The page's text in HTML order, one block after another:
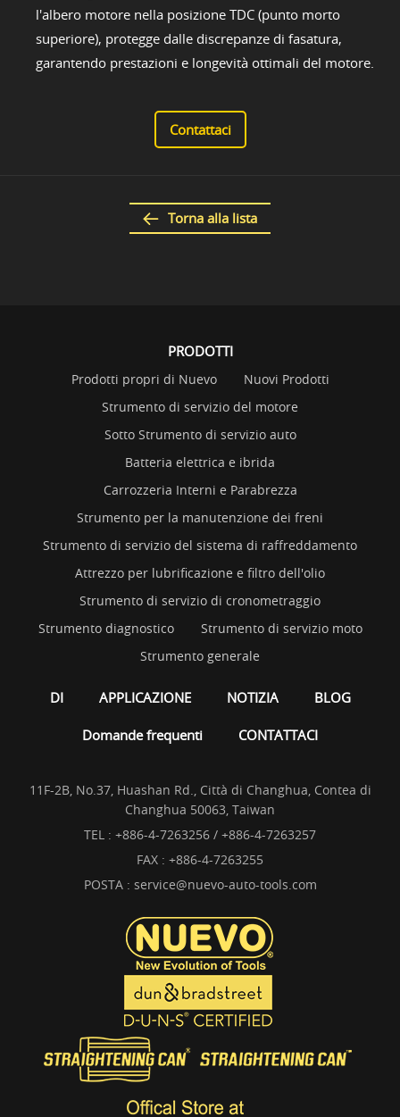
l'albero motore nella posizione TDC (punto morto
superiore), protegge dalle discrepanze di fasatura,
garantendo prestazioni e longevità ottimali del motore.
Contattaci
Torna alla lista
PRODOTTI
Prodotti propri di Nuevo
Nuovi Prodotti
Strumento di servizio del motore
Sotto Strumento di servizio auto
Batteria elettrica e ibrida
Carrozzeria Interni e Parabrezza
Strumento per la manutenzione dei freni
Strumento di servizio del sistema di raffreddamento
Attrezzo per lubrificazione e filtro dell'olio
Strumento di servizio di cronometraggio
Strumento diagnostico
Strumento di servizio moto
Strumento generale
DI APPLICAZIONE NOTIZIA BLOG
Domande frequenti CONTATTACI
11F-2B, No.37, Huashan Rd., Città di Changhua, Contea di
Changhua 50063, Taiwan
TEL : +886-4-7263256 / +886-4-7263257
FAX : +886-4-7263255
POSTA : service@nuevo-auto-tools.com